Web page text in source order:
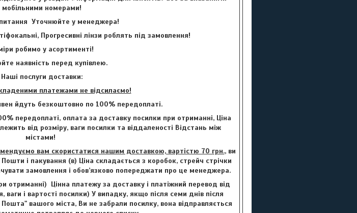
мобільними номерами!
питання Уточнюйте у менеджера!
Прогресивні лінзи роблять під замовлення!
робимо у асортименті!
наявність перед купівлею.
Наші послуги доставки:
платежами не відсилаємо!
йдуть безкоштовно по 100% передоплаті.
передоплаті, оплата за доставку посилки при отриманні, Ціна
від розміру, ваги посилки та віддаленості Відстань між
містами!
вам скористатися нашим доставкою, вартістю 70 грн., ви
і пакування (в) Ціна складається з коробок, стрейч стрічки
замовлення і обов’язково попереджати про це менеджера.
отриманні) Цінна платежу за доставку і платіжний перевод від
і вартості посилки) У випадку, якщо після семи днів після
вашого міста, Ви не забрали посилку, вона відправляється